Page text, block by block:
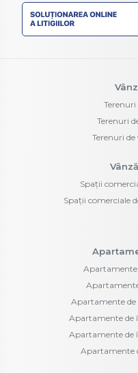
Terenuri
Terenuri
Terenuri
Spații
Spații comerciale
Apartamente
Apartamente
Apartamente de
Apartamente de
Apartamente